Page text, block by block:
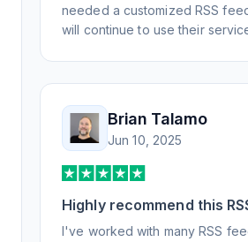
needed a customized RSS
will continue to use their
Brian Talamo
Jun 10, 2025
Highly recommend this
/ widget generator
I've worked with many RSS